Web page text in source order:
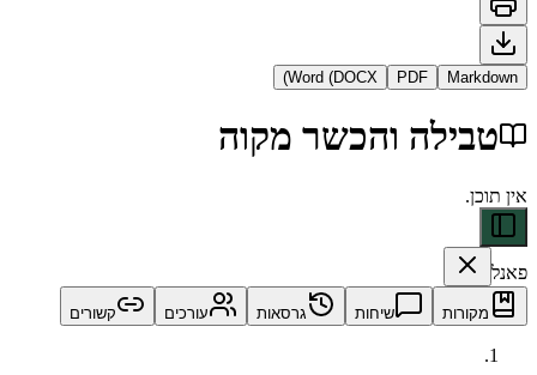
PDF
Word (DOCX)
והכשר מקוה
שיחות גרסאות עורכים קשורים